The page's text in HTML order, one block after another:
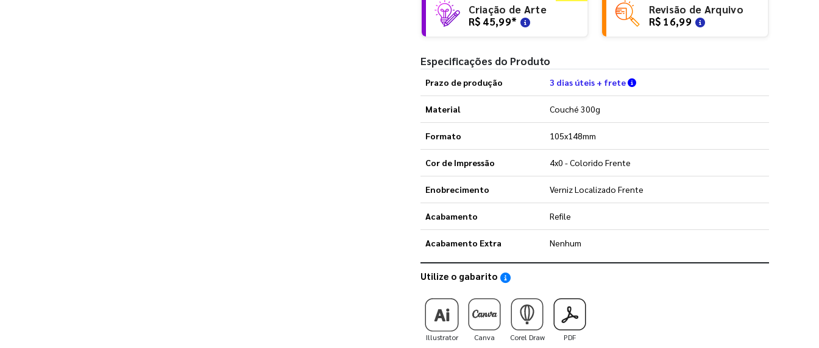
Criação de Arte
R$ 45,99*
Revisão de Arquivo
R$ 16,99
Especificações do Produto
Prazo de produção 3 dias úteis + frete Verifique as condições de entrega
Material Couché 300g
Formato 105x148mm
Cor de Impressão 4x0 - Colorido Frente
Enobrecimento Verniz Localizado Frente
Acabamento Refile
Acabamento Extra Nenhum
Utilize o gabarito Saiba como utilizar os nossos gabaritos
Illustrator Canva Corel Draw PDF